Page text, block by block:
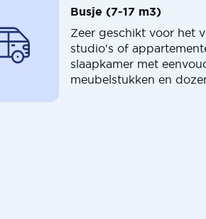
Busje (7-17 m3)
Zeer geschikt voor het
studio's of
slaapkamer met
meubelstukken en